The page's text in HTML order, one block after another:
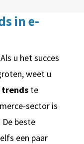
in e-
u het succes
weet u
trendste
sector is
beste
een paar